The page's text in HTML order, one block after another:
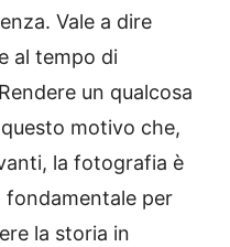
Vale a dire
al tempo di
un qualcosa
motivo che,
la fotografia è
per
la storia in